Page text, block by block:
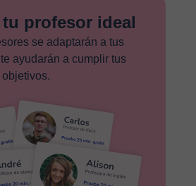
profesor ideal
se adaptarán a tus
ayudarán a cumplir tus
objetivos.